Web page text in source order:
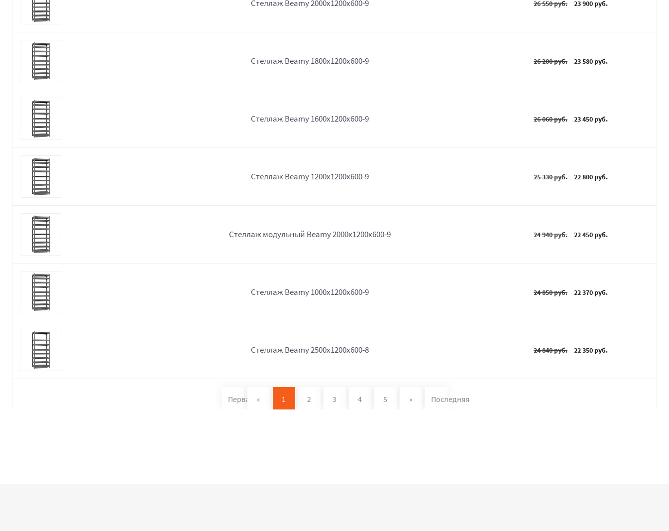
Стеллаж Beamy 2000x1200x600-9 26 550 руб. 23 900 руб.
Стеллаж Beamy 1800x1200x600-9 26 200 руб. 23 580 руб.
Стеллаж Beamy 1600x1200x600-9 26 060 руб. 23 450 руб.
Стеллаж Beamy 1200x1200x600-9 25 330 руб. 22 800 руб.
Стеллаж модульный Beamy 2000x1200x600-9 24 940 руб. 22 450 руб.
Стеллаж Beamy 1000x1200x600-9 24 850 руб. 22 370 руб.
Стеллаж Beamy 2500x1200x600-8 24 840 руб. 22 350 руб.
Первая « 1 2 3 4 5 » Последняя